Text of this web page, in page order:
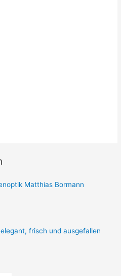
Matthias Bormann
frisch und ausgefallen